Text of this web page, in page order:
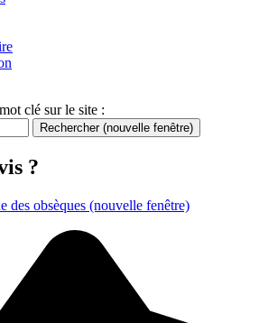
clé sur le site :
Rechercher (nouvelle fenêtre)
?
des obsèques (nouvelle fenêtre)